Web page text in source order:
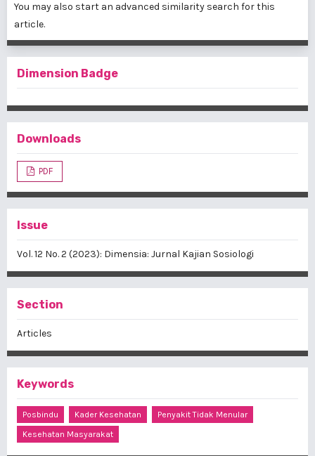
You may also start an advanced similarity search for this
article.
Dimension Badge
Downloads
PDF
Issue
Vol. 12 No. 2 (2023): Dimensia: Jurnal Kajian Sosiologi
Section
Articles
Keywords
Posbindu Kader Kesehatan
Penyakit Tidak Menular
Kesehatan Masyarakat